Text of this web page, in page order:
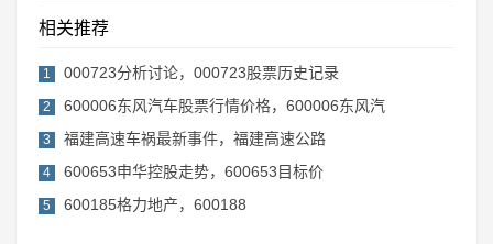
相关推荐
1 000723分析讨论，000723股票历史记录
2 600006东风汽车股票行情价格，600006东风汽
3 福建高速车祸最新事件，福建高速公路
4 600653申华控股走势，600653目标价
5 600185格力地产，600188